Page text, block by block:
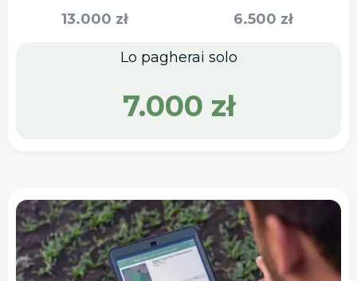
13.000 zł 6.500 zł
Lo pagherai solo
7.000 zł